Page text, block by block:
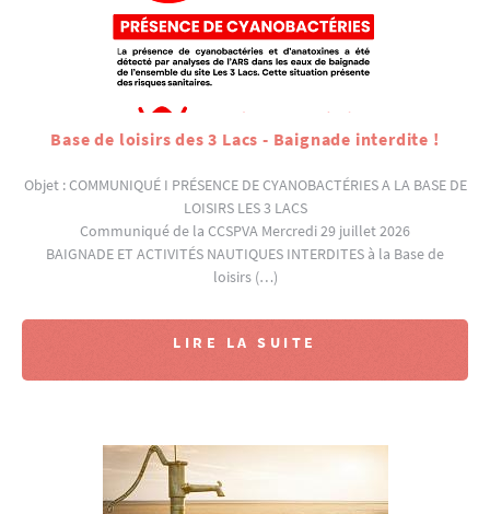
Base de loisirs des 3 Lacs - Baignade interdite !
Objet : COMMUNIQUÉ I PRÉSENCE DE CYANOBACTÉRIES A LA BASE DE
LOISIRS LES 3 LACS
Communiqué de la CCSPVA Mercredi 29 juillet 2026
BAIGNADE ET ACTIVITÉS NAUTIQUES INTERDITES à la Base de
loisirs (…)
LIRE LA SUITE